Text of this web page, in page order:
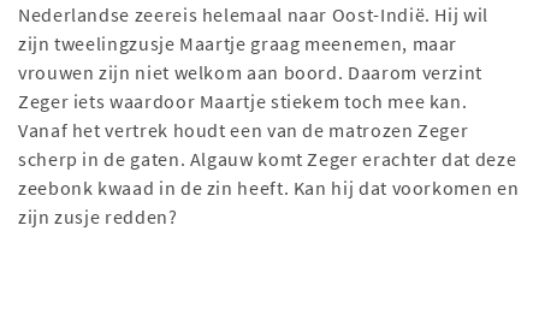
Nederlandse zeereis helemaal naar Oost-Indië. Hij wil
zijn tweelingzusje Maartje graag meenemen, maar
vrouwen zijn niet welkom aan boord. Daarom verzint
Zeger iets waardoor Maartje stiekem toch mee kan.
Vanaf het vertrek houdt een van de matrozen Zeger
scherp in de gaten. Algauw komt Zeger erachter dat deze
zeebonk kwaad in de zin heeft. Kan hij dat voorkomen en
zijn zusje redden?